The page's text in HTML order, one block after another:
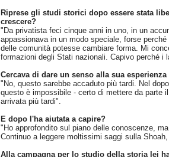
Riprese gli studi storici dopo essere stata
crescere?
"Da privatista feci cinque anni in uno, in un
appassionava in un modo speciale, forse
delle comunità potesse cambiare forma. Mi
formazioni degli Stati nazionali. Capivo perché i
Cercava di dare un senso alla sua
"No, questo sarebbe accaduto più tardi. Nel
questo è impossibile - certo di mettere da parte
arrivata più tardi".
E dopo l'ha aiutata a capire?
"Ho approfondito sul piano delle conoscenze,
Continuo a leggere moltissimi saggi sulla
Alla campagna per lo studio della storia lei